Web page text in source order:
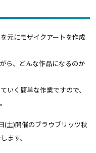
元にモザイクアートを作成
ら、どんな作品になるのか
いく簡単な作業ですので、
(土)開催のブラウブリッツ秋
ます。